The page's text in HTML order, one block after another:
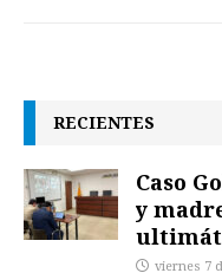
RECIENTES
Caso
y
viernes 7